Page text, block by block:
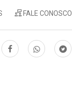
FALE CONOSCO